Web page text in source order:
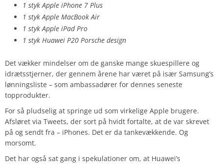
1 styk Apple iPhone 7 Plus
1 styk Apple MacBook Air
1 styk Apple iPad Pro
1 styk Huawei P20 Porsche design
Det vækker mindelser om de ganske mange skuespillere og
idrætsstjerner, der gennem årene har været på især Samsung’s
lønningsliste – som ambassadører for dennes seneste
topprodukter.
For så pludselig at springe ud som virkelige Apple brugere.
Afsløret via Tweets, der sort på hvidt fortalte, at de var skrevet
på og sendt fra – iPhones. Det er da tankevækkende. Og
morsomt.
Det har også sat gang i spekulationer om, at Huawei’s